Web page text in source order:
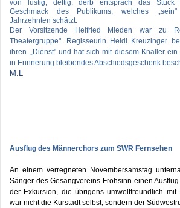
von lustig, deftig, derb entsprach das Stück
Geschmack des Publikums, welches ,,sein"
Jahrzehnten schätzt.
Der Vorsitzende Helfried Mieden war zu
Theatergruppe". Regisseurin Heidi Kreuzinger
ihren ,,Dienst" und hat sich mit diesem Knaller
in Erinnerung bleibendes Abschiedsgeschenk
M.L
Ausflug des Männerchors zum SWR Fernsehen
An einem verregneten Novembersamstag
Sänger des Gesangvereins Frohsinn einen
der Exkursion, die übrigens umweltfreundlich mit
war nicht die Kurstadt selbst, sondern der